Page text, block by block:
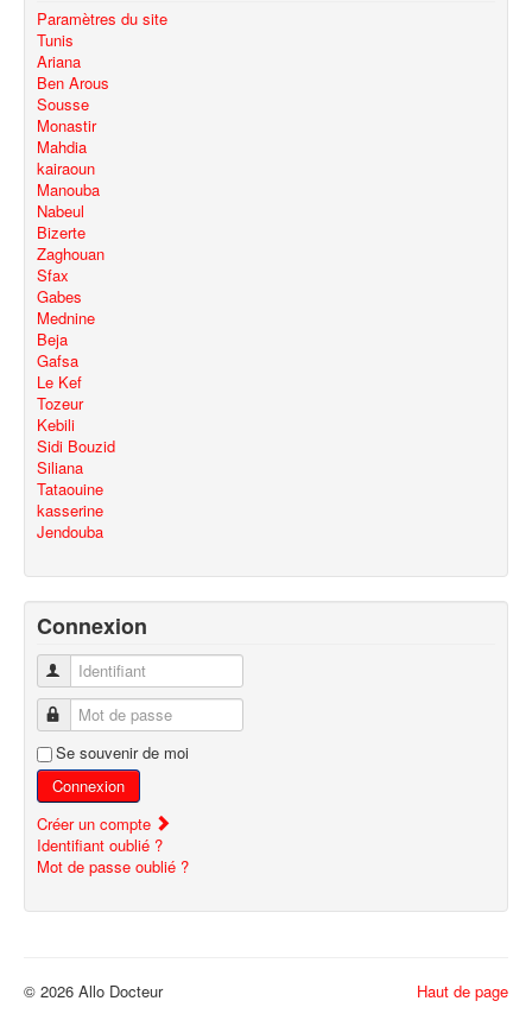
Paramètres du site
Tunis
Ariana
Ben Arous
Sousse
Monastir
Mahdia
kairaoun
Manouba
Nabeul
Bizerte
Zaghouan
Sfax
Gabes
Mednine
Beja
Gafsa
Le Kef
Tozeur
Kebili
Sidi Bouzid
Siliana
Tataouine
kasserine
Jendouba
Connexion
Identifiant
Mot de passe
Se souvenir de moi
Connexion
Créer un compte
Identifiant oublié ?
Mot de passe oublié ?
Haut de page
© 2026 Allo Docteur